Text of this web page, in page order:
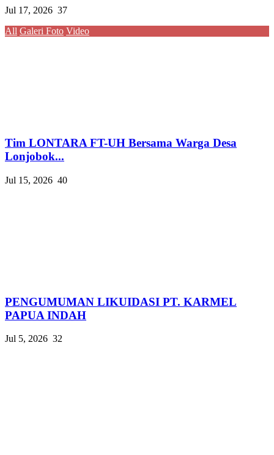
Jul 17, 2026 37
All Galeri Foto Video
Tim LONTARA FT-UH Bersama Warga Desa
Lonjobok...
Jul 15, 2026 40
PENGUMUMAN LIKUIDASI PT. KARMEL
PAPUA INDAH
Jul 5, 2026 32